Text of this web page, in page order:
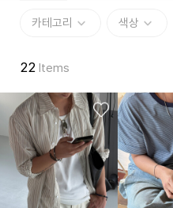
카테고리 색상
22 Items